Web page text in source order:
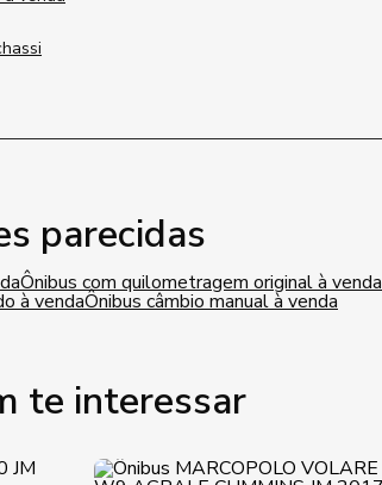
parecidas
Ônibus com quilometragem original à venda
à vendaÔnibus câmbio manual à venda
te interessar